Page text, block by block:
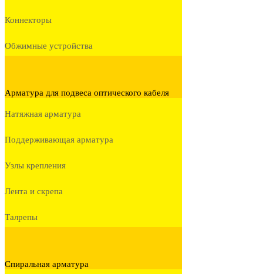
Коннекторы
Обжимные устройства
Арматура для подвеса оптического кабеля
Натяжная арматура
Поддерживающая арматура
Узлы крепления
Лента и скрепа
Талрепы
Спиральная арматура